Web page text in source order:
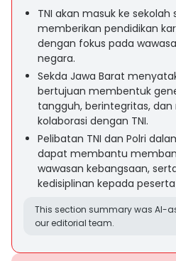
TNI akan masuk ke
memberikan pendidikan
dengan fokus pada
negara.
Sekda Jawa Barat
bertujuan membentuk
tangguh, berintegritas,
kolaborasi dengan TNI.
Pelibatan TNI dan Polri
dapat membantu
wawasan kebangsaan,
kedisiplinan kepada peserta
This section summary was AI-
our editorial team.